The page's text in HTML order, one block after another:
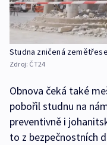
Studna zničená
Zdroj: ČT24
Obnova čeká také
pobořil studnu na
preventivně i
to z bezpečnostních